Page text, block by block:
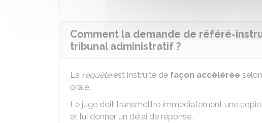
Comment la demande de référé-
tribunal administratif ?
La requêteest instruite de façon accélérée
orale.
Le juge doit transmettre immédiatement une
et lui donner un délai de réponse.